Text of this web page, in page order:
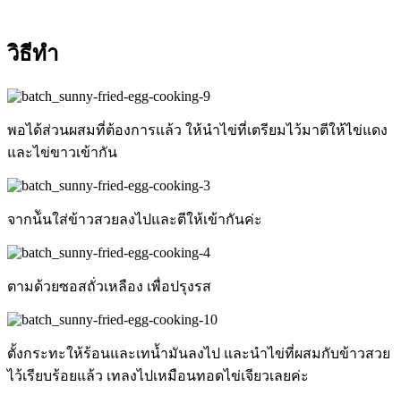
วิธีทำ
พอได้ส่วนผสมที่ต้องการแล้ว ให้นำไข่ที่เตรียมไว้มาตีให้ไข่แดง
และไข่ขาวเข้ากัน
จากน้ันใส่ข้าวสวยลงไปและตีให้เข้ากันค่ะ
ตามด้วยซอสถั่วเหลือง เพื่อปรุงรส
ตั้งกระทะให้ร้อนและเทน้ำมันลงไป และนำไข่ที่ผสมกับข้าวสวย
ไว้เรียบร้อยแล้ว เทลงไปเหมือนทอดไข่เจียวเลยค่ะ